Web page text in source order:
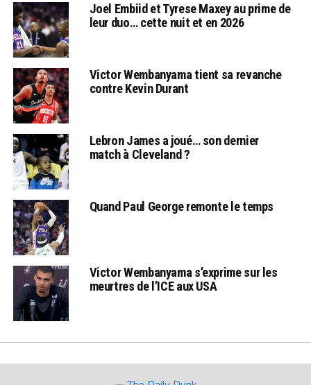
Joel Embiid et Tyrese Maxey au prime de
leur duo… cette nuit et en 2026
Victor Wembanyama tient sa revanche
contre Kevin Durant
Lebron James a joué… son dernier
match à Cleveland ?
Quand Paul George remonte le temps
Victor Wembanyama s’exprime sur les
meurtres de l’ICE aux USA